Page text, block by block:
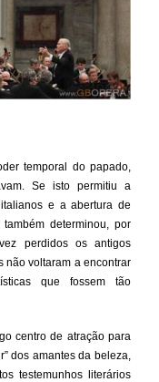
temporal do papado,
Se isto permitiu a
e a abertura de
determinou, por
perdidos os antigos
não voltaram a encontrar
que fossem tão
centro de atração para
dos amantes da beleza,
testemunhos literários